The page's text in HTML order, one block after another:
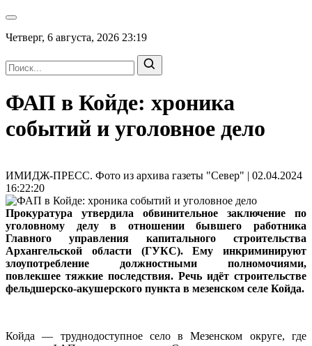
Четверг, 6 августа, 2026 23:19
ФАП в Койде: хроника
событий и уголовное дело
ИМИДЖ-ПРЕСС. Фото из архива газеты "Север" | 02.04.2024
16:22:20
Прокуратура утвердила обвинительное заключение по
уголовному делу в отношении бывшего работника
Главного управления капитального строительства
Архангельской области (ГУКС). Ему инкриминируют
злоупотребление должностными полномочиями,
повлекшее тяжкие последствия. Речь идёт строительстве
фельдшерско-акушерского пункта в мезенском селе Койда.
Койда — труднодоступное село в Мезенском округе, где